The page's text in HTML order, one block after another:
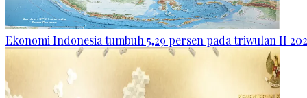
Ekonomi Indonesia tumbuh 5,29 persen pada triwulan II